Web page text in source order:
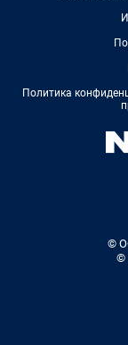
Политика
©
©